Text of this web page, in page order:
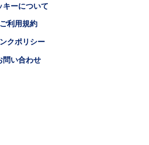
キーについて
ご利用規約
クポリシー
問い合わせ